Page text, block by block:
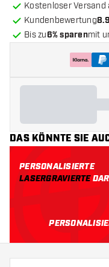
Kostenloser Versand
Kundenbewertung
Bis zu6% sparenmit
DAS KÖNNTE SIE
PERSONALISIERTE
LASERGRAVIERTE